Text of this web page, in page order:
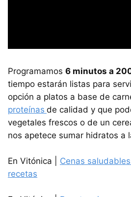
Programamos 6 minutos a
tiempo estarán listas para
opción a platos a base de
proteínas de calidad y que
vegetales frescos o de un
nos apetece sumar hidratos a
En Vitónica | Cenas
recetas